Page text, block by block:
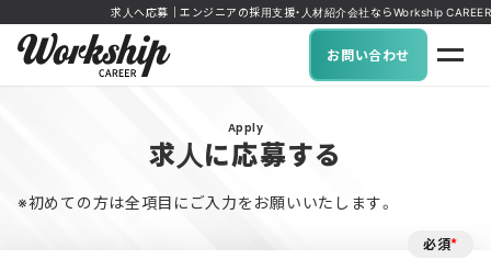
求人へ応募｜エンジニアの採用支援・人材紹介会社ならWorkship CAREER
お問い合わせ
Apply
求人に応募する
※初めての方は全項目にご入力をお願いいたします。
必須*